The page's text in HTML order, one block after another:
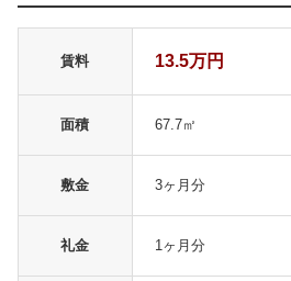
賃料 13.5万円
面積 67.7㎡
敷金 3ヶ月分
礼金 1ヶ月分